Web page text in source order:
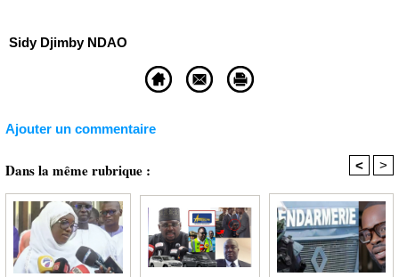
Sidy Djimby NDAO
Ajouter un commentaire
Dans la même rubrique : < >